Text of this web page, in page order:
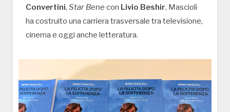
Convertini, Star Bene con Livio Beshir, Mascioli
ha costruito una carriera trasversale tra televisione,
cinema e oggi anche letteratura.